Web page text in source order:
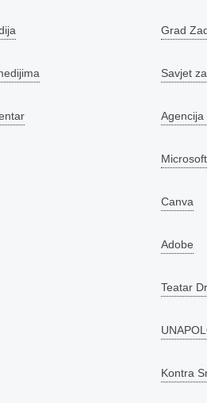
Grad
Savjet
Agencija
Microsoft
Canva
Adobe
Teatar
Kontra